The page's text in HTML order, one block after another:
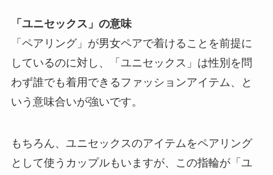
「ユニセックス」の意味
「ペアリング」が男女ペアで着けることを前提に
しているのに対し、「ユニセックス」は性別を問
わず誰でも着用できるファッションアイテム、と
いう意味合いが強いです。
もちろん、ユニセックスのアイテムをペアリング
として使うカップルもいますが、この指輪が「ユ